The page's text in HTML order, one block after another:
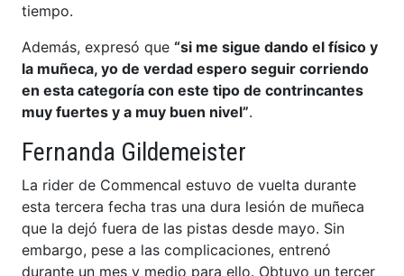
tiempo.
Además, expresó que “si me sigue dando el físico y
la muñeca, yo de verdad espero seguir corriendo
en esta categoría con este tipo de contrincantes
muy fuertes y a muy buen nivel”.
Fernanda Gildemeister
La rider de Commencal estuvo de vuelta durante
esta tercera fecha tras una dura lesión de muñeca
que la dejó fuera de las pistas desde mayo. Sin
embargo, pese a las complicaciones, entrenó
durante un mes y medio para ello. Obtuvo un tercer